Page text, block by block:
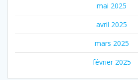
mai 2025
avril 2025
mars 2025
février 2025